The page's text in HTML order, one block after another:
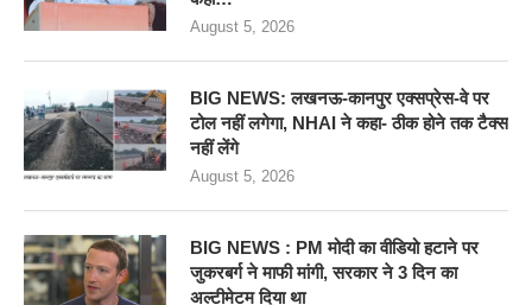
August 5, 2026
BIG NEWS: लखनऊ-कानपुर एक्सप्रेस-वे पर
टोल नहीं लगेगा, NHAI ने कहा- ठीक होने तक टैक्स
नहीं लेंगे
August 5, 2026
BIG NEWS : PM मोदी का वीडियो हटाने पर
जुकरबर्ग ने माफी मांगी, सरकार ने 3 दिन का
अल्टीमेटम दिया था